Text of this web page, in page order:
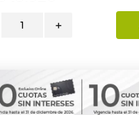
＋